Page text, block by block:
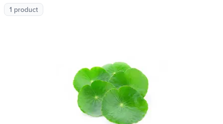
1 product